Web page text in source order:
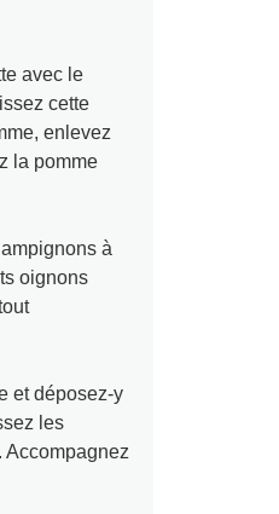
avec le
cette
enlevez
la pomme
à
oignons
et déposez-y
les
Accompagnez